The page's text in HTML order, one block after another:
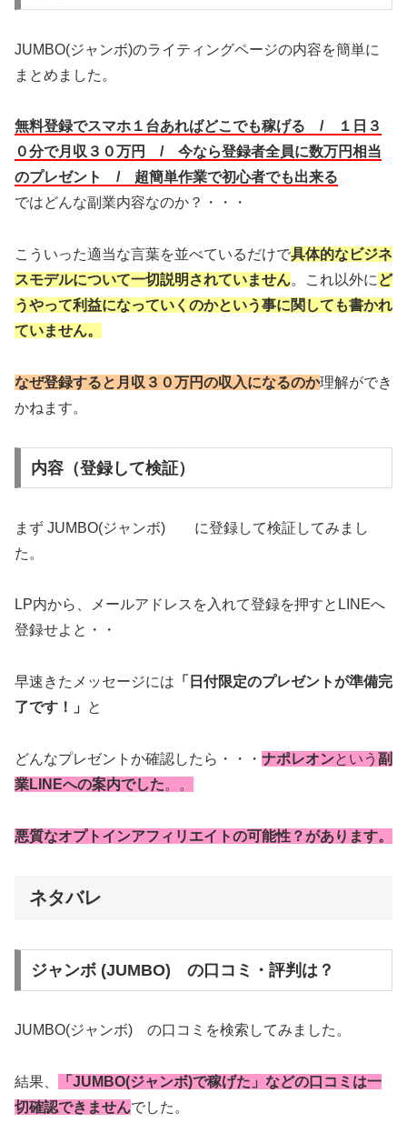
JUMBO(ジャンボ)のライティングページの内容を簡単に
まとめました。
無料登録でスマホ１台あればどこでも稼げる /
１日３
０分で月収３０万円 / 今なら登録者全員に数万円相当
のプレゼント / 超簡単作業で初心者でも出来る
ではどんな副業内容なのか？・・・
こういった適当な言葉を並べているだけで具体的なビジネ
スモデルについて一切説明されていません。これ以外に ど
うやって利益になっていくのかという事に関しても書かれ
ていません。
なぜ登録すると月収３０万円の収入になるのか理解ができ
かねます。
内容（登録して検証）
まず JUMBO(ジャンボ) に登録して検証してみまし
た。
LP内から、メールアドレスを入れて登録を押すとLINEへ
登録せよと・・
早速きたメッセージには 「日付限定のプレゼントが準備完
了です！」
と
どんなプレゼントか確認したら・・・ ナポレオンという 副
業LINEへの案内でした。。
悪質なオプトインアフィリエイトの可能性？があります。
ネタバレ
ジャンボ (JUMBO) の口コミ・評判は？
JUMBO(ジャンボ) の口コミを検索してみました。
結果、
「JUMBO(ジャンボ)で稼げた」などの口コミは一
切確認できませんでした。